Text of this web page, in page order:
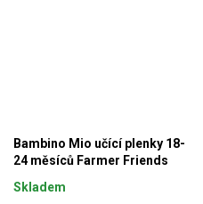
Bambino Mio učící plenky 18-
24 měsíců Farmer Friends
Skladem